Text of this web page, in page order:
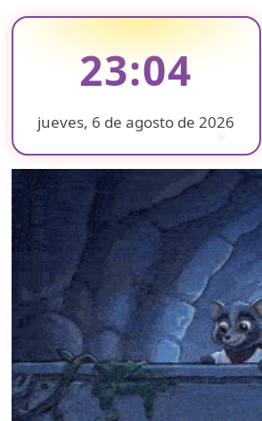
23:04
jueves, 6 de agosto de 2026
❄ ❄
❄
❄ ❄
❄